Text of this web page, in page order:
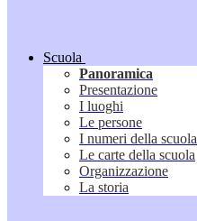
Scuola
Panoramica
Presentazione
I luoghi
Le persone
I numeri della scuola
Le carte della scuola
Organizzazione
La storia